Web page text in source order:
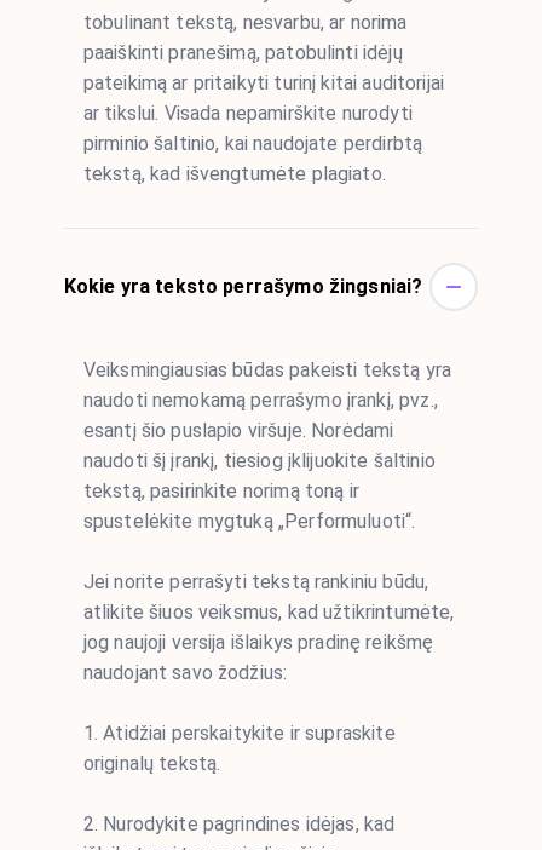
tobulinant tekstą, nesvarbu, ar norima
paaiškinti pranešimą, patobulinti idėjų
pateikimą ar pritaikyti turinį kitai auditorijai
ar tikslui. Visada nepamirškite nurodyti
pirminio šaltinio, kai naudojate perdirbtą
tekstą, kad išvengtumėte plagiato.
Kokie yra teksto perrašymo žingsniai?
Veiksmingiausias būdas pakeisti tekstą yra
naudoti nemokamą perrašymo įrankį, pvz.,
esantį šio puslapio viršuje. Norėdami
naudoti šį įrankį, tiesiog įklijuokite šaltinio
tekstą, pasirinkite norimą toną ir
spustelėkite mygtuką „Performuluoti“.
Jei norite perrašyti tekstą rankiniu būdu,
atlikite šiuos veiksmus, kad užtikrintumėte,
jog naujoji versija išlaikys pradinę reikšmę
naudojant savo žodžius:
1. Atidžiai perskaitykite ir supraskite
originalų tekstą.
2. Nurodykite pagrindines idėjas, kad